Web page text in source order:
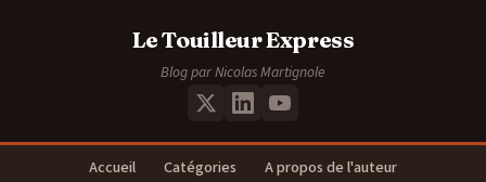
Le Touilleur Express
Blog par Nicolas Martignole
Accueil Catégories
A propos de l'auteur